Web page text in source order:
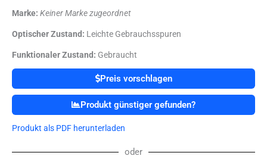
Marke: Keiner Marke zugeordnet
Optischer Zustand: Leichte Gebrauchsspuren
Funktionaler Zustand: Gebraucht
Preis vorschlagen
Produkt günstiger gefunden?
Produkt als PDF herunterladen
oder